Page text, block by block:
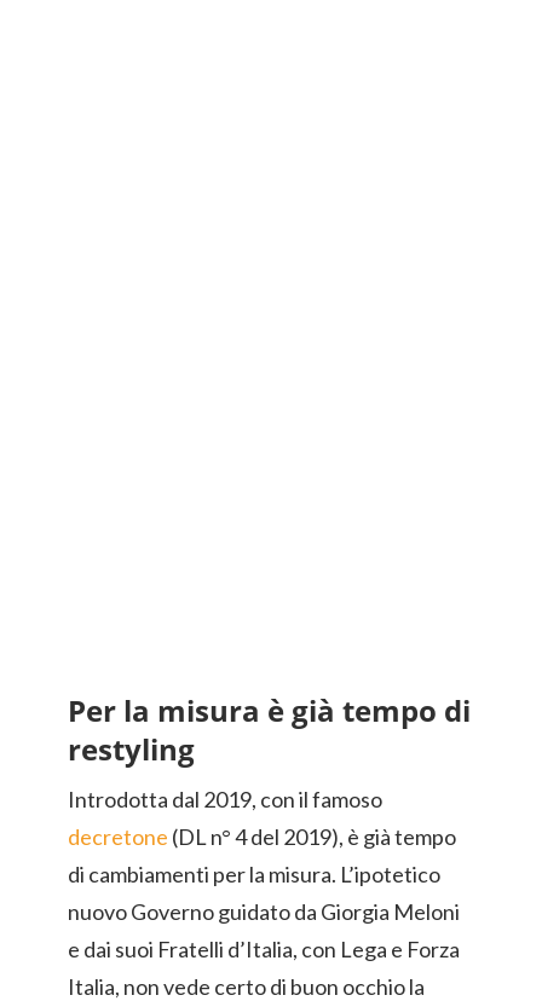
Per la misura è già tempo di
restyling
Introdotta dal 2019, con il famoso
decretone (DL n° 4 del 2019), è già tempo
di cambiamenti per la misura. L’ipotetico
nuovo Governo guidato da Giorgia Meloni
e dai suoi Fratelli d’Italia, con Lega e Forza
Italia, non vede certo di buon occhio la